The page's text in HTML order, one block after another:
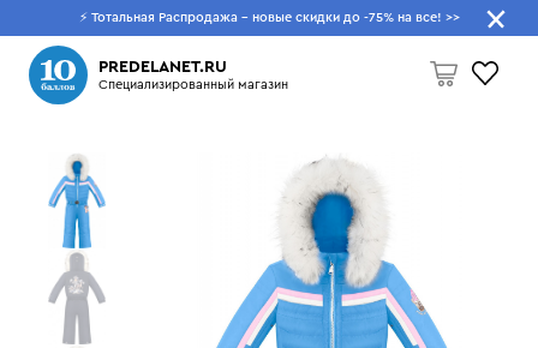
⚡ Тотальная Распродажа - новые скидки до -75% на все! >>
PREDELANET.RU
Специализированный магазин
Пусто
Что будем искать?